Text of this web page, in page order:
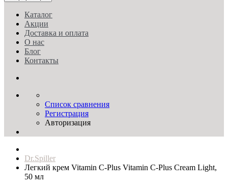
Каталог
Акции
Доставка и оплата
О нас
Блог
Контакты
Список сравнения
Регистрация
Авторизация
Dr.Spiller
Легкий крем Vitamin C-Plus Vitamin C-Plus Cream Light,
50 мл